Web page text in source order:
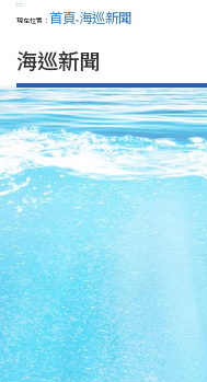
:::
現在位置： 首頁>海巡新聞
海巡新聞